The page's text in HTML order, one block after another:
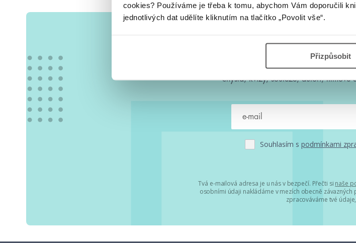
cookies? Používáme je třeba k tomu, abychom Vám doporučili
jednotlivých dat udělíte kliknutím na tlačítko „Povolit vše“.
Přizpůsobit
Vše kolem #youngadult každý měsíc
chystá, kvízy, soutěže, autoři, filmové
Souhlasím s podmínkami
Tvá e-mailová adresa je u nás v bezpečí. Přečti si naše
osobními údaji nakládáme v mezích obecně
zpracováváme tvé